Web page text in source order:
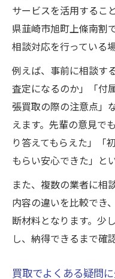
サービスを活用するこ
県韮崎市旭町上條南割
相談対応を行っている
例えば、事前に相談す
査定になるのか」「付
張買取の際の注意点」
えます。先輩の意見で
り答えてもらえた」「
もらい安心できた」と
また、複数の業者に相
内容の違いを比較でき
断材料となります。少
し、納得できるまで確
買取でよくある疑問